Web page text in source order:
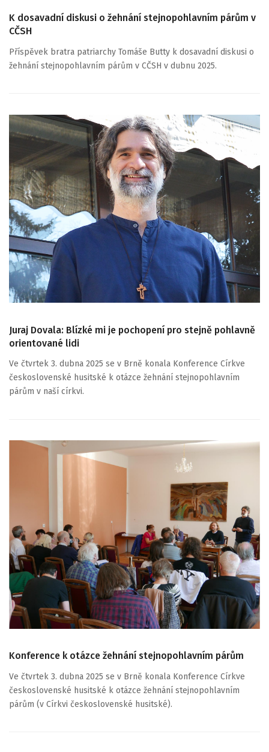
K dosavadní diskusi o žehnání stejnopohlavním párům v
CČSH
Příspěvek bratra patriarchy Tomáše Butty k dosavadní diskusi o
žehnání stejnopohlavním párům v CČSH v dubnu 2025.
Juraj Dovala: Blízké mi je pochopení pro stejně pohlavně
orientované lidi
Ve čtvrtek 3. dubna 2025 se v Brně konala Konference Církve
československé husitské k otázce žehnání stejnopohlavním
párům v naší církvi.
Konference k otázce žehnání stejnopohlavním párům
Ve čtvrtek 3. dubna 2025 se v Brně konala Konference Církve
československé husitské k otázce žehnání stejnopohlavním
párům (v Církvi československé husitské).